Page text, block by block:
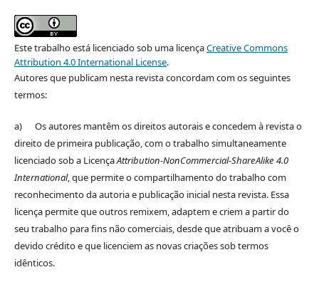
Este trabalho está licenciado sob uma licençaCreative Commons
Attribution 4.0 International License.
Autores que publicam nesta revista concordam com os seguintes
termos:
a) Os autores mantêm os direitos autorais e concedem à revista o
direito de primeira publicação, com o trabalho simultaneamente
licenciado sob a LicençaAttribution-NonCommercial-ShareAlike 4.0
International, que permite o compartilhamento do trabalho com
reconhecimento da autoria e publicação inicial nesta revista. Essa
licença permite que outros remixem, adaptem e criem a partir do
seu trabalho para fins não comerciais, desde que atribuam a você o
devido crédito e que licenciem as novas criações sob termos
idênticos.